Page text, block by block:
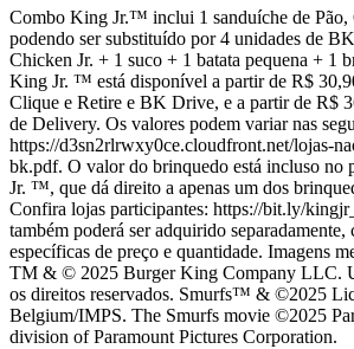
Combo King Jr.™ inclui 1 sanduíche de Pão,
podendo ser substituído por 4 unidades de
Chicken Jr. + 1 suco + 1 batata pequena + 1
King Jr. ™ está disponível a partir de R$
Clique e Retire e BK Drive, e a partir de R$
de Delivery. Os valores podem variar nas
https://d3sn2rlrwxy0ce.cloudfront.net/lojas-
bk.pdf. O valor do brinquedo está incluso no
Jr. ™, que dá direito a apenas um dos
Confira lojas participantes: https://bit.ly/
também poderá ser adquirido
específicas de preço e quantidade. Imagens
TM & © 2025 Burger King Company LLC.
os direitos reservados. Smurfs™ & ©2025
Belgium/IMPS. The Smurfs movie ©2025
division of Paramount Pictures Corporation.